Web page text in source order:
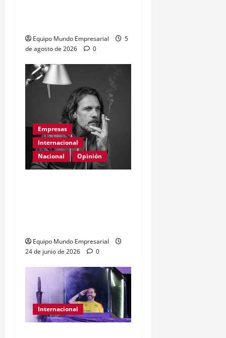
Equipo Mundo Empresarial
5
de agosto de 2026
0
Empresas
Internacional
Nacional
Opinión
Equipo Mundo Empresarial
24 de junio de 2026
0
Internacional